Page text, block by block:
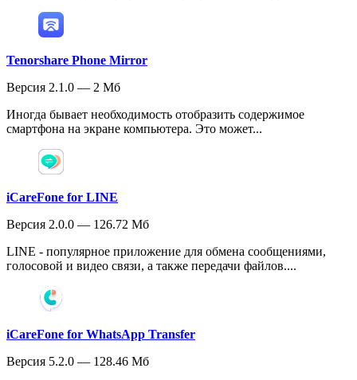
Tenorshare Phone Mirror
Версия 2.1.0 — 2 Мб
Иногда бывает необходимость отобразить содержимое
смартфона на экране компьютера. Это может...
iCareFone for LINE
Версия 2.0.0 — 126.72 Мб
LINE - популярное приложение для обмена сообщениями,
голосовой и видео связи, а также передачи файлов....
iCareFone for WhatsApp Transfer
Версия 5.2.0 — 128.46 Мб